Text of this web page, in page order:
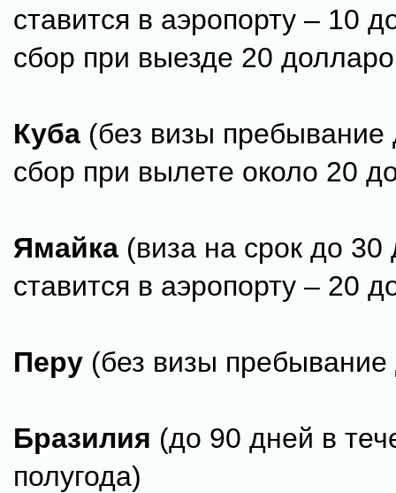
ставится в аэропорту – 10
сбор при выезде 20
Куба (без визы пребывание
сбор при вылете около 20
Ямайка (виза на срок до 30
ставится в аэропорту – 20
Перу (без визы
Бразилия (до 90 дней в
полугода)